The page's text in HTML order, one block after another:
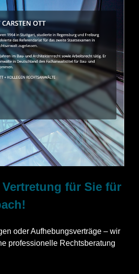
für Sie für
oder Aufhebungsverträge – wir
professionelle Rechtsberatung